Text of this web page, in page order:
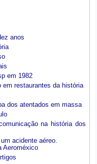
anos
em 1982
restaurantes da história
dos atentados em massa
na história dos
acidente aéreo.
Aeroméxico